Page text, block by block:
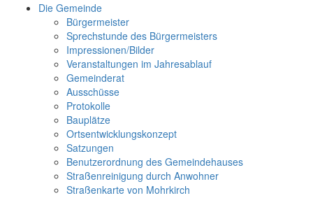
Die Gemeinde
Bürgermeister
Sprechstunde des Bürgermeisters
Impressionen/Bilder
Veranstaltungen im Jahresablauf
Gemeinderat
Ausschüsse
Protokolle
Bauplätze
Ortsentwicklungskonzept
Satzungen
Benutzerordnung des Gemeindehauses
Straßenreinigung durch Anwohner
Straßenkarte von Mohrkirch